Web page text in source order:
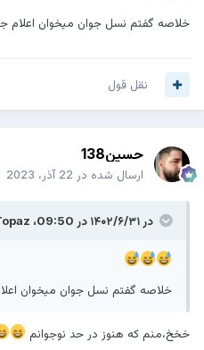
خلاصه گفتم نسل جوان میخوان اعلام
نقل قول
حسین138
ارسال شده در 22 آذر، 2023
در ۱۴۰۲/۶/۳۱ در 09:50،
خلاصه گفتم نسل جوان میخوان
خخخ،منم که هنوز در حد نوجوانم